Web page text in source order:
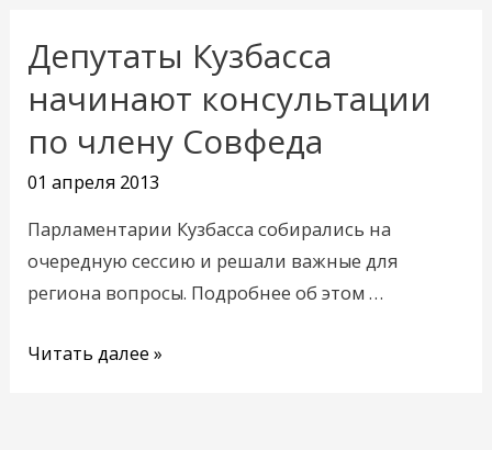
Депутаты Кузбасса
начинают консультации
по члену Совфеда
01 апреля 2013
Парламентарии Кузбасса собирались на
очередную сессию и решали важные для
региона вопросы. Подробнее об этом …
Депутаты
Кузбасса
начинают
консультации
по
Совфеда
Читать далее »